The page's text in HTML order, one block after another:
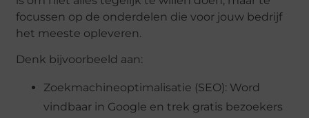
focussen op de onderdelen die voor jouw bedrijf
het meeste opleveren.
Denk bijvoorbeeld aan:
Zoekmachineoptimalisatie (SEO): Word
vindbaar in Google en trek gratis bezoekers